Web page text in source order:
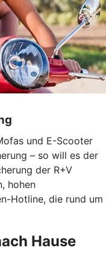
und E-Scooter
– so will es der
der R+V
hohen
Hotline, die rund um
Hause